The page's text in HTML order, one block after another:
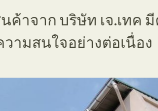
ค้าจาก บริษัท เจ.เทค
ามสนใจอย่างต่อเนื่อง